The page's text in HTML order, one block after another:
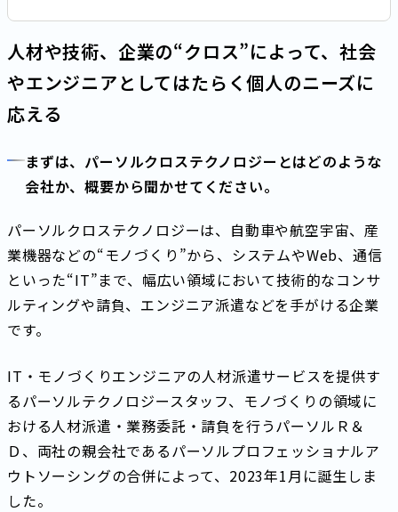
歴と、山川が見据える組織としての今後の展望につ
いて、話を聞きました。
人材や技術、企業の“クロス”によって、社会
やエンジニアとしてはたらく個人のニーズに
応える
まずは、パーソルクロステクノロジーとはどのような
会社か、概要から聞かせてください。
パーソルクロステクノロジーは、自動車や航空宇宙、産
業機器などの“モノづくり”から、システムやWeb、通信
といった“IT”まで、幅広い領域において技術的なコンサ
ルティングや請負、エンジニア派遣などを手がける企業
です。
IT・モノづくりエンジニアの人材派遣サービスを提供す
るパーソルテクノロジースタッフ、モノづくりの領域に
おける人材派遣・業務委託・請負を行うパーソルＲ＆
Ｄ、両社の親会社であるパーソルプロフェッショナルア
ウトソーシングの合併によって、2023年1月に誕生しま
した。